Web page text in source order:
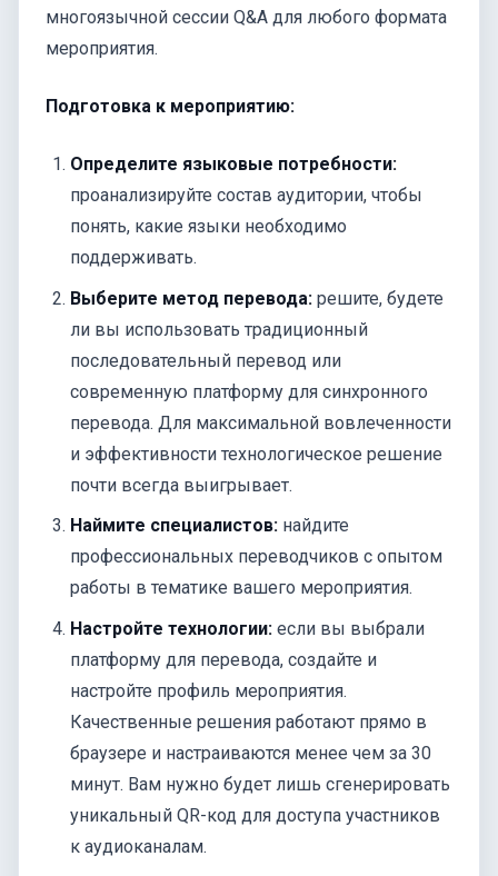
многоязычной сессии Q&A для любого формата
мероприятия.
Подготовка к мероприятию:
Определите языковые потребности:
проанализируйте состав аудитории, чтобы
понять, какие языки необходимо
поддерживать.
Выберите метод перевода: решите, будете
ли вы использовать традиционный
последовательный перевод или
современную платформу для синхронного
перевода. Для максимальной вовлеченности
и эффективности технологическое решение
почти всегда выигрывает.
Наймите специалистов: найдите
профессиональных переводчиков с опытом
работы в тематике вашего мероприятия.
Настройте технологии: если вы выбрали
платформу для перевода, создайте и
настройте профиль мероприятия.
Качественные решения работают прямо в
браузере и настраиваются менее чем за 30
минут. Вам нужно будет лишь сгенерировать
уникальный QR-код для доступа участников
к аудиоканалам.